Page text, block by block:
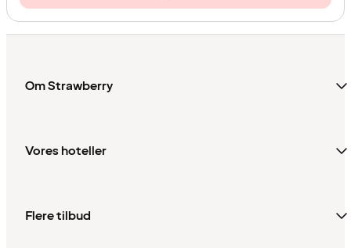
Om Strawberry
Vores hoteller
Flere tilbud